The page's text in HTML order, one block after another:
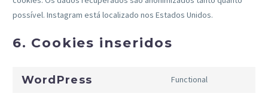
possível. Instagram está localizado nos Estados Unidos.
6. Cookies inseridos
WordPress Functional